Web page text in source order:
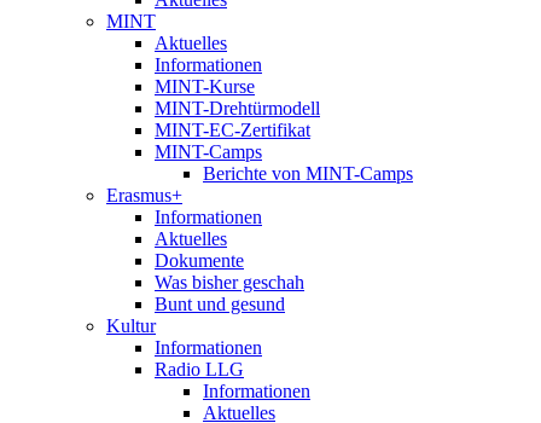
MINT
Aktuelles
Informationen
MINT-Kurse
MINT-Drehtürmodell
MINT-EC-Zertifikat
MINT-Camps
Berichte von MINT-Camps
Erasmus+
Informationen
Aktuelles
Dokumente
Was bisher geschah
Bunt und gesund
Kultur
Informationen
Radio LLG
Informationen
Aktuelles